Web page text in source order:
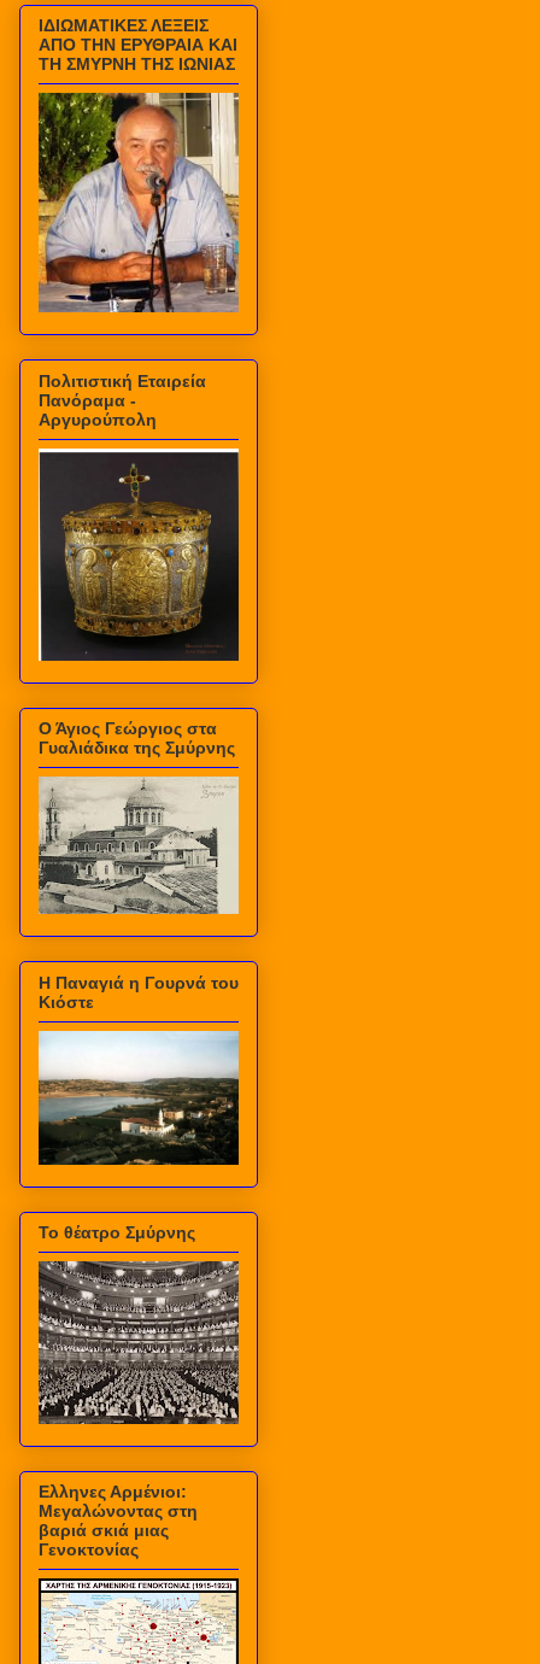
ΙΔΙΩΜΑΤΙΚΕΣ ΛΕΞΕΙΣ
ΑΠΟ ΤΗΝ ΕΡΥΘΡΑΙΑ ΚΑΙ
ΤΗ ΣΜΥΡΝΗ ΤΗΣ ΙΩΝΙΑΣ
Πολιτιστική Εταιρεία
Πανόραμα -
Αργυρούπολη
Ο Άγιος Γεώργιος στα
Γυαλιάδικα της Σμύρνης
Η Παναγιά η Γουρνά του
Κιόστε
Το θέατρο Σμύρνης
Ελληνες Αρμένιοι:
Μεγαλώνοντας στη
βαριά σκιά μιας
Γενοκτονίας